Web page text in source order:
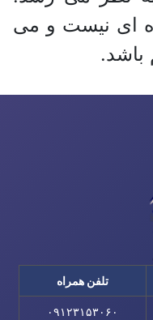
ای نیست و می
باشد.
تلفن همراه
۰۹۱۲۳۱۵۳۰۶۰